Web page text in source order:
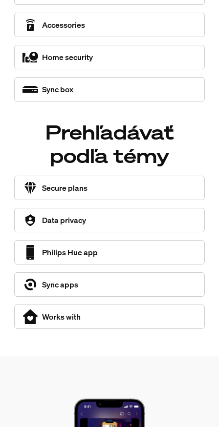
Accessories
Home security
Sync box
Prehľadávať
podľa témy
Secure plans
Data privacy
Philips Hue app
Sync apps
Works with